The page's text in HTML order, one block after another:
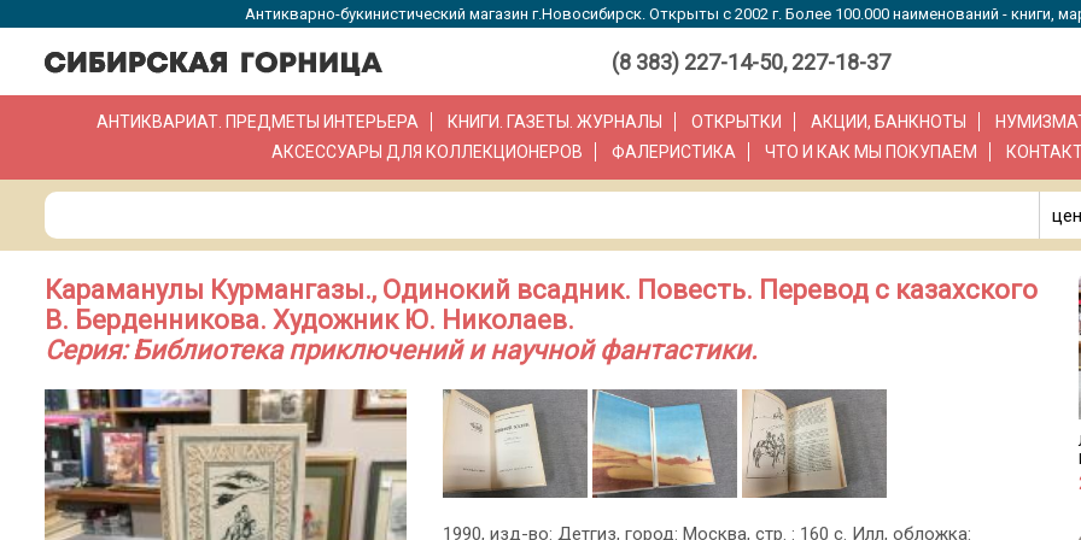
Антикварно-букинистический магазин г.Новосибирск. Открыты с 2002 г. Более 100.000 наименований - книги,
(8 383) 227-14-50, 227-18-37
АНТИКВАРИАТ. ПРЕДМЕТЫ ИНТЕРЬЕРА КНИГИ. ГАЗЕТЫ. ЖУРНАЛЫ ОТКРЫТКИ АКЦИИ, БАНКНОТЫ
АКСЕССУАРЫ ДЛЯ КОЛЛЕКЦИОНЕРОВ
ФАЛЕРИСТИКА ЧТО И КАК МЫ ПОКУПАЕМ
Караманулы Курмангазы., Одинокий всадник. Повесть. Перевод с казахского
В. Берденникова. Художник Ю. Николаев.
Серия: Библиотека приключений и научной фантастики.
1990, изд-во: Детгиз, город: Москва, стр. : 160 с. Илл, обложка: